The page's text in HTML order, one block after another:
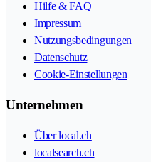
Hilfe & FAQ
Impressum
Nutzungsbedingungen
Datenschutz
Cookie-Einstellungen
Unternehmen
Über local.ch
localsearch.ch